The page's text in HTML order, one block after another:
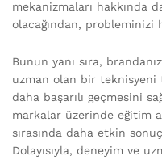
mekanizmaları hakkında
olacağından, probleminizi
Bunun yanı sıra,
uzman olan bir
daha başarılı geçmesini
markalar üzerinde eğitim
sırasında daha etkin
Dolayısıyla, deneyim ve